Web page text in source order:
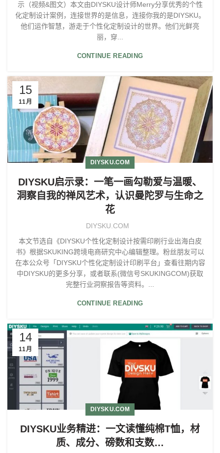
示（视频&图文）本文由DIYSKU设计师Merry分享优秀的个性
化定制设计案例，连接世界的是信息，连接你我的是DIYSKU。
他们运作智慧，游走于个性化定制设计的世界。他们光鲜亮
丽，穿...
CONTINUE READING
15
11月
DIYSKU.COM
DIYSKU启示录：一笔一画勾勒爱与温暖、
洞察自我的禅风艺术，认识曼陀罗与生命之
花
DIYSKU.COM
本文节选自《DIYSKU个性化定制设计按需印刷行业出海白皮
书》根据SKUKING跨境电商研究中心编辑整理。粉丝朋友可以
在本公众号「DIYSKU个性化定制设计印刷平台」查看往期内容
中DIYSKU的更多分享，或者联系(微信号SKUKINGCOM)获取
完整行业洞察报告等资料。...
CONTINUE READING
14
11月
DIYSKU.COM
DIYSKU业务精进：一文读懂纯棉T恤，材
质、成分、磅数和支数…